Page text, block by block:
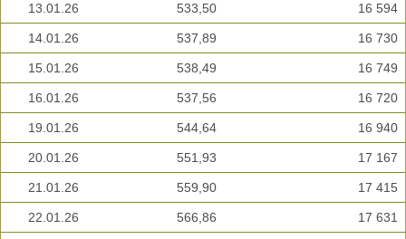
13.01.26 533,50 16 594
14.01.26 537,89 16 730
15.01.26 538,49 16 749
16.01.26 537,56 16 720
19.01.26 544,64 16 940
20.01.26 551,93 17 167
21.01.26 559,90 17 415
22.01.26 566,86 17 631